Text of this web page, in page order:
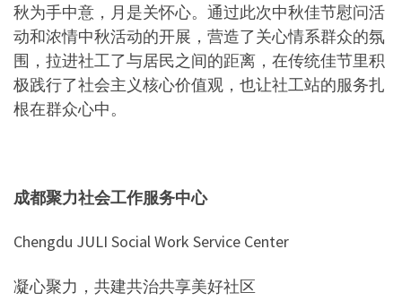
秋为手中意，月是关怀心。通过此次中秋佳节慰问活
动和浓情中秋活动的开展，营造了关心情系群众的氛
围，拉进社工了与居民之间的距离，在传统佳节里积
极践行了社会主义核心价值观，也让社工站的服务扎
根在群众心中。
成都聚力社会工作服务中心
Chengdu JULI Social Work Service Center
凝心聚力，共建共治共享美好社区